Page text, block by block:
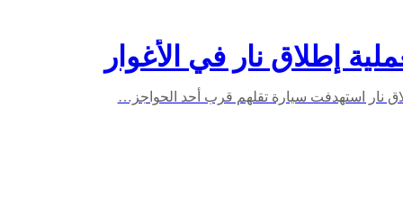
إطلاق نار في الأغوار